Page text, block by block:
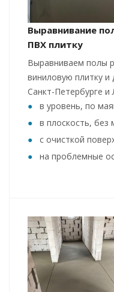
Выравнивание
ПВХ плитку
Выравниваем полы
виниловую плитку и
Санкт-Петербурге и
в уровень, по
в плоскость, без
с очисткой
на проблемные